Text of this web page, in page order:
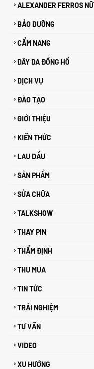
ALEXANDER FERROS NỮ
BẢO DƯỠNG
CẨM NANG
DÂY DA ĐỒNG HỒ
DỊCH VỤ
ĐÀO TẠO
GIỚI THIỆU
KIẾN THỨC
LAU DẦU
SẢN PHẨM
SỬA CHỮA
TALKSHOW
THAY PIN
THẨM ĐỊNH
THU MUA
TIN TỨC
TRẢI NGHIỆM
TƯ VẤN
VIDEO
XU HƯỚNG